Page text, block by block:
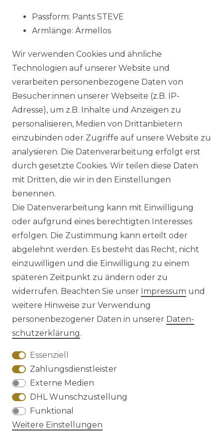
Passform: Pants STEVE
Armlänge: Ärmellos
Material: 93 % Baumwolle, 5 % Polyester, 2 %
Elasthan
Stoffart: gewebt
NOS: Ja
93 % Baumwolle, 5 % Polyester, 2 %
Elasthan
Impressum Daten­schutz­erklärung
AGB Barrierefreiheitserklärung
Widerrufs­recht
Wir verwenden Cookies und ähnliche
Technologien auf unserer Website und
verarbeiten personenbezogene Daten von
Besucher:innen unserer Webseite (z.B. IP-
Adresse), um z.B. Inhalte und Anzeigen zu
personalisieren, Medien von Drittanbietern
einzubinden oder Zugriffe auf unsere Website zu
analysieren. Die Datenverarbeitung erfolgt erst
durch gesetzte Cookies. Wir teilen diese Daten
mit Dritten, die wir in den Einstellungen
benennen.
Die Datenverarbeitung kann mit Einwilligung
oder aufgrund eines berechtigten Interesses
erfolgen. Die Zustimmung kann erteilt oder
abgelehnt werden. Es besteht das Recht, nicht
einzuwilligen und die Einwilligung zu einem
späteren Zeitpunkt zu ändern oder zu
widerrufen. Beachten Sie unser Impressum und
weitere Hinweise zur Verwendung
personenbezogener Daten in unserer Daten­
schutz­erklärung.
Essenziell
Zahlungsdienstleister
Externe Medien
DHL Wunschzustellung
Funktional
Weitere Einstellungen